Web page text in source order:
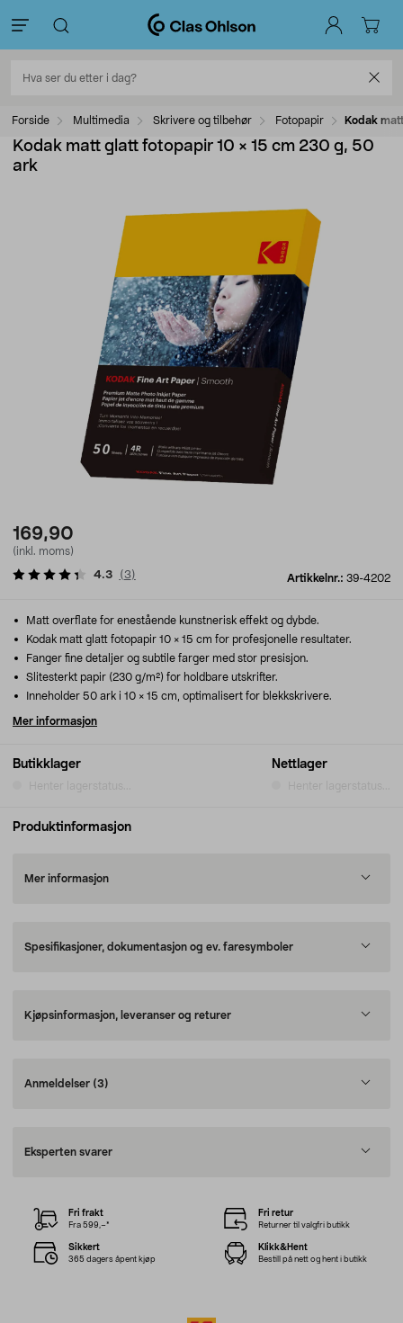
Forside Multimedia Skrivere og tilbehør Fotopapir Kodak
Kodak matt glatt fotopapir 10 × 15 cm 230 g, 50
ark
169,90
(inkl. moms)
Artikkelnr.: 39-4202
4.3 (3)
Butikklager
Henter lagerstatus...
Nettlager
Henter lagerstatus...
Matt overflate for enestående kunstnerisk effekt og dybde.
Kodak matt glatt fotopapir 10 × 15 cm for profesjonelle resultater.
Fanger fine detaljer og subtile farger med stor presisjon.
Slitesterkt papir (230 g/m²) for holdbare utskrifter.
Inneholder 50 ark i 10 × 15 cm, optimalisert for blekkskrivere.
Mer informasjon
Produktinformasjon
Mer informasjon
Spesifikasjoner, dokumentasjon og ev. faresymboler
Kjøpsinformasjon, leveranser og returer
Anmeldelser (3)
Eksperten svarer
Fri frakt
Fra 599,–*
Fri retur
Returner til valgfri butikk
Sikkert
365 dagers åpent kjøp
Klikk&Hent
Bestill på nett og hent i butikk